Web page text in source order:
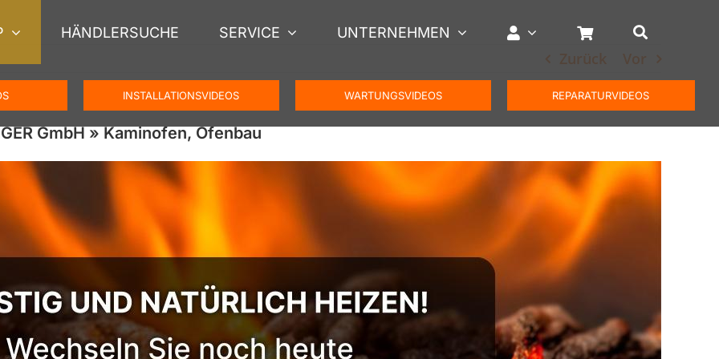
HÄNDLERSUCHE SERVICE UNTERNEHMEN
INSTALLATIONSVIDEOS WARTUNGSVIDEOS REPARATURVIDEOS
Zurück Vor
GmbH » Kaminofen, Ofenbau